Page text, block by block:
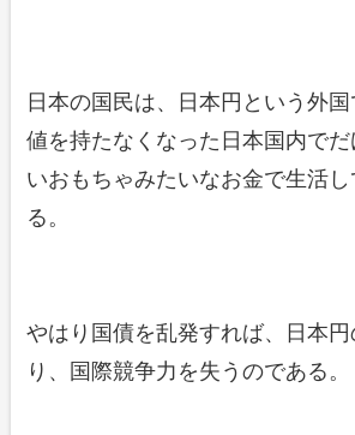
日本の国民は、日本円という外
値を持たなくなった日本国内で
いおもちゃみたいなお金で生活
る。
やはり国債を乱発すれば、日本
り、国際競争力を失うのである。